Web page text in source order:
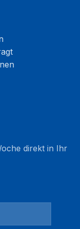
direkt in Ihr